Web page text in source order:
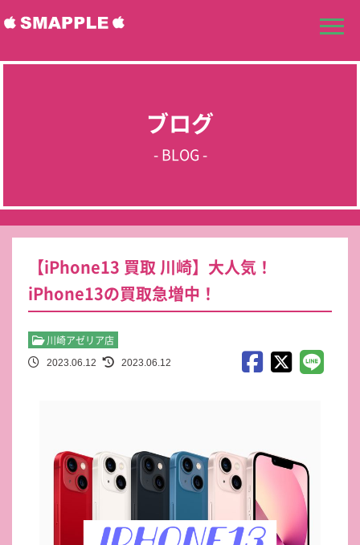
ブログ
- BLOG -
【iPhone13 買取 川崎】大人気！
iPhone13の買取急増中！
川崎アゼリア店
2023.06.12 2023.06.12